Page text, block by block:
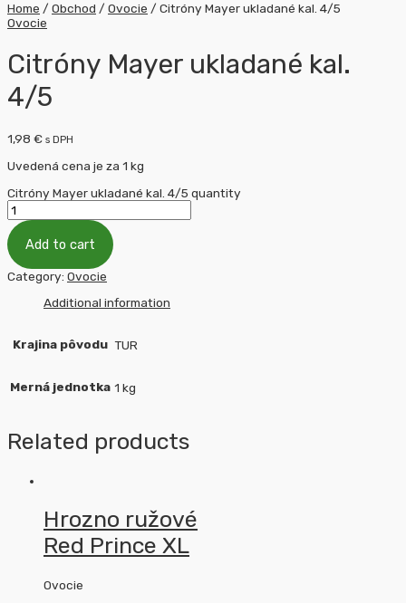
Home / Obchod / Ovocie / Citróny Mayer ukladané kal. 4/5
Ovocie
Citróny Mayer ukladané kal.
4/5
1,98 € s DPH
Uvedená cena je za 1 kg
Citróny Mayer ukladané kal. 4/5 quantity
Add to cart
Category: Ovocie
Additional information
Krajina pôvodu TUR
Merná jednotka 1 kg
Related products
Hrozno ružové
Red Prince XL
Ovocie